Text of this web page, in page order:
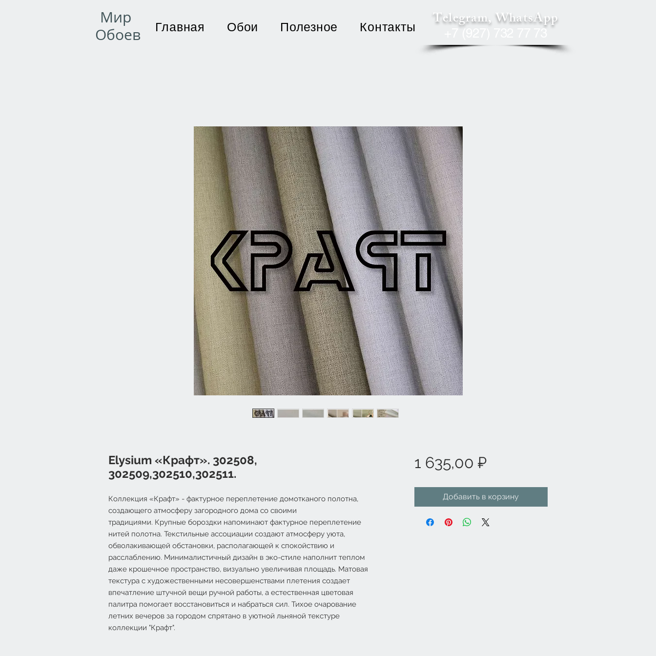
Мир
Обоев
Главная Обои Полезное Контакты Telegram, WhatsApp
+7 (927) 732 77 73
Elysium «Крафт». 302508,
302509,302510,302511.
Коллекция «Крафт» - фактурное переплетение домотканого полотна,
создающего атмосферу загородного дома со своими
традициями. Крупные бороздки напоминают фактурное переплетение
нитей полотна. Текстильные ассоциации создают атмосферу уюта,
обволакивающей обстановки, располагающей к спокойствию и
расслаблению. Минималистичный дизайн в эко-стиле наполнит теплом
даже крошечное пространство, визуально увеличивая площадь. Матовая
текстура с художественными несовершенствами плетения создает
впечатление штучной вещи ручной работы, а естественная цветовая
палитра помогает восстановиться и набраться сил. Тихое очарование
летних вечеров за городом спрятано в уютной льняной текстуре
коллекции "Крафт".
1 635,00 ₽Цена
Добавить в корзину